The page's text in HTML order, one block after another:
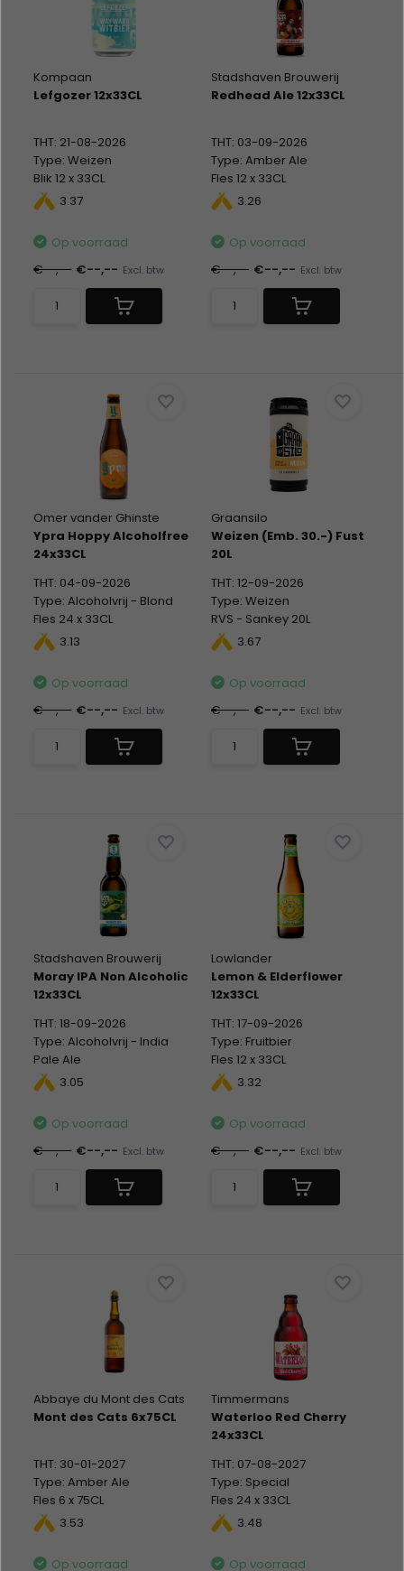
Kompaan
Lefgozer 12x33CL
THT: 21-08-2026
Type: Weizen
Blik 12 x 33CL
Alc %: 6,00
Statiegeld: Blik 12x0,15
3.37
Op voorraad
€--,-- €--,-- Excl. btw
Stadshaven Brouwerij
Redhead Ale 12x33CL
THT: 03-09-2026
Type: Amber Ale
Fles 12 x 33CL
Alc %: 5,80
3.26
Op voorraad
€--,-- €--,-- Excl. btw
Omer vander Ghinste
Ypra Hoppy Alcoholfree
24x33CL
THT: 04-09-2026
Type: Alcoholvrij - Blond
Fles 24 x 33CL
Alc %: 0,40
Statiegeld: Fles 24x0,10 +
Krat 2,10
3.13
Op voorraad
€--,-- €--,-- Excl. btw
Graansilo
Weizen (Emb. 30.-) Fust
20L
THT: 12-09-2026
Type: Weizen
RVS - Sankey 20L
Alc %: 5,90
Statiegeld: Fust 30,-
3.67
Op voorraad
€--,-- €--,-- Excl. btw
Stadshaven Brouwerij
Moray IPA Non Alcoholic
12x33CL
THT: 18-09-2026
Type: Alcoholvrij - India
Pale Ale
Fles 12 x 33CL
Alc %: 0,40
3.05
Op voorraad
€--,-- €--,-- Excl. btw
Lowlander
Lemon & Elderflower
12x33CL
THT: 17-09-2026
Type: Fruitbier
Fles 12 x 33CL
Alc %: 3,80
Statiegeld: Fles 12x0,10
3.32
Op voorraad
€--,-- €--,-- Excl. btw
Abbaye du Mont des Cats
Mont des Cats 6x75CL
THT: 30-01-2027
Type: Amber Ale
Fles 6 x 75CL
Alc %: 7,60
3.53
Op voorraad
Timmermans
Waterloo Red Cherry
24x33CL
THT: 07-08-2027
Type: Special
Fles 24 x 33CL
Alc %: 8,00
Statiegeld: Fles 24x0,10 +
Krat 1,50
3.48
Op voorraad